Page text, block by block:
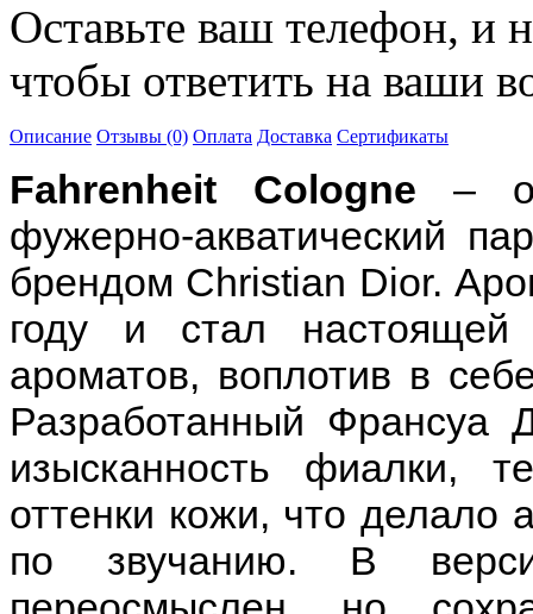
Оставьте ваш телефон, и
чтобы ответить на ваши
Описание Отзывы (0) Оплата Доставка Сертификаты
Fahrenheit Cologne –
фужерно-акватический
брендом Christian Dior.
году и стал
ароматов, воплотив в
Разработанный Франсуа
изысканность фиалки,
оттенки кожи, что
по звучанию. В